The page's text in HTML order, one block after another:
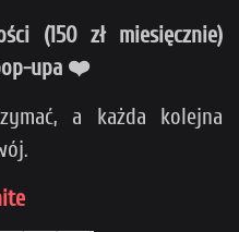
(150 zł miesięcznie)
upa ❤️
a każda kolejna